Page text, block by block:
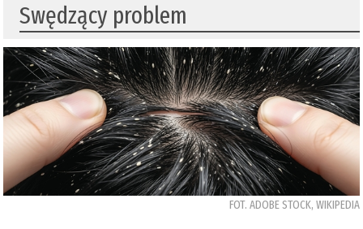
Swędzący problem
FOT. ADOBE STOCK, WIKIPEDIA